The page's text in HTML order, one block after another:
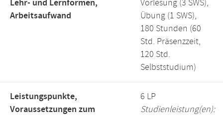
Lehr- und Lernformen,
Arbeitsaufwand
Vorlesung (3 SWS),
Übung (1 SWS),
180 Stunden (60
Std. Präsenzzeit,
120 Std.
Selbststudium)
Leistungspunkte,
Voraussetzungen zum
6 LP
Studienleistung(en):